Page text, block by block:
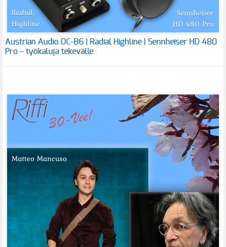
Austrian Audio OC-B6 | Radial Highline | Sennheiser HD 480
Pro – työkaluja tekevälle